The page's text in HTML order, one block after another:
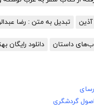
آذین تبدیل به متن : رضا
داستان دانلود رایگان
اصول گردشگری